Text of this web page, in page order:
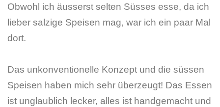
Obwohl ich äusserst selten Süsses esse, da ich
lieber salzige Speisen mag, war ich ein paar Mal
dort.
Das unkonventionelle Konzept und die süssen
Speisen haben mich sehr überzeugt! Das Essen
ist unglaublich lecker, alles ist handgemacht und